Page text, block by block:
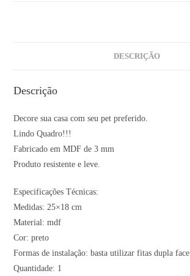
DESCRIÇÃO
Descrição
Decore sua casa com seu pet preferido.
Lindo Quadro!!!
Fabricado em MDF de 3 mm
Produto resistente e leve.
Especificações Técnicas:
Medidas: 25×18 cm
Material: mdf
Cor: preto
Formas de instalação: basta utilizar fitas dupla face
Quantidade: 1